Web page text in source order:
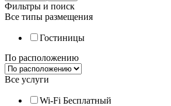
Фильтры и поиск
Все типы размещения
Гостиницы
По расположению
Все услуги
Wi-Fi Бесплатный